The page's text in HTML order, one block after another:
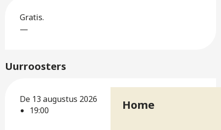
Home
Gratis.
—
Uurroosters
De 13 augustus 2026
19:00